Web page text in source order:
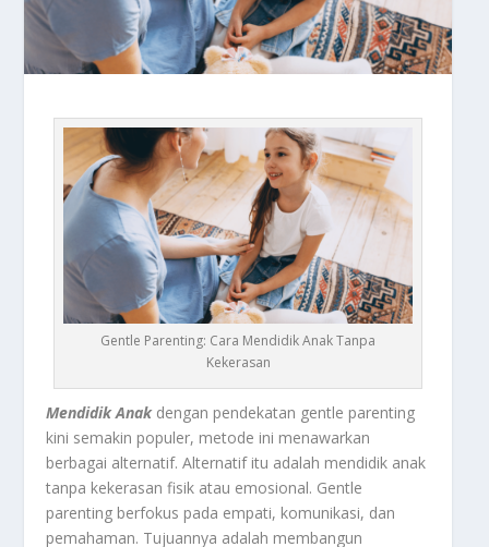
Gentle Parenting: Cara Mendidik Anak Tanpa
Kekerasan
Mendidik Anakdengan pendekatan gentle parenting
kini semakin populer, metode ini menawarkan
berbagai alternatif. Alternatif itu adalah mendidik anak
tanpa kekerasan fisik atau emosional. Gentle
parenting berfokus pada empati, komunikasi, dan
pemahaman. Tujuannya adalah membangun